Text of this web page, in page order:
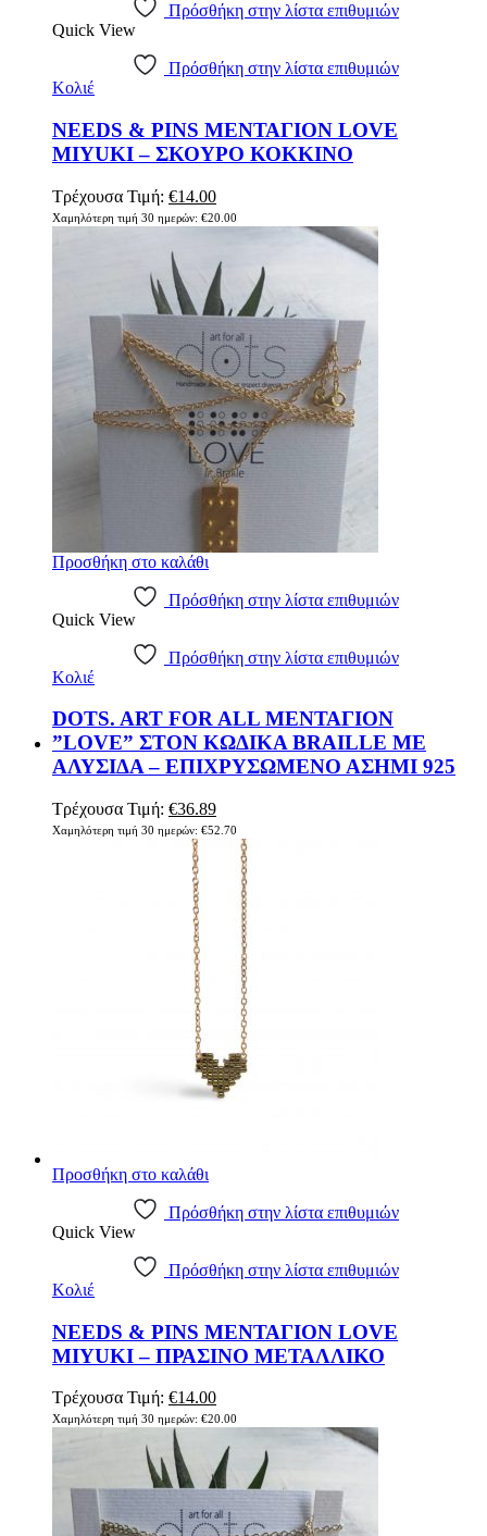
Πρόσθήκη στην λίστα επιθυμιών
Quick View
Πρόσθήκη στην λίστα επιθυμιών
Κολιέ
NEEDS & PINS ΜΕΝΤΑΓΙΟΝ LOVE
MIYUKI – ΣΚΟΥΡΟ ΚΟΚΚΙΝΟ
Τρέχουσα Τιμή: Original
price
€20.00.
€14.00Η
τρέχουσα
€14.00.
Χαμηλότερη τιμή 30 ημερών: €20.00
Προσθήκη στο καλάθι
Πρόσθήκη στην λίστα επιθυμιών
Quick View
Πρόσθήκη στην λίστα επιθυμιών
Κολιέ
DOTS. ART FOR ALL ΜΕΝΤΑΓΙΟΝ
”LOVE” ΣΤΟΝ ΚΩΔΙΚΑ BRAILLE ΜΕ
ΑΛΥΣΙΔΑ – ΕΠΙΧΡΥΣΩΜΕΝΟ ΑΣΗΜΙ 925
Τρέχουσα Τιμή: Original
price
was:
€52.70.
€36.89Η
τρέχουσα
τιμή
είναι:
€36.89.
Χαμηλότερη τιμή 30 ημερών: €52.70
Προσθήκη στο καλάθι
Πρόσθήκη στην λίστα επιθυμιών
Quick View
Πρόσθήκη στην λίστα επιθυμιών
Κολιέ
NEEDS & PINS ΜΕΝΤΑΓΙΟΝ LOVE
MIYUKI – ΠΡΑΣΙΝΟ ΜΕΤΑΛΛΙΚΟ
Τρέχουσα Τιμή: Original
price
was:
€20.00.
€14.00Η
τρέχουσα
είναι:
€14.00.
Χαμηλότερη τιμή 30 ημερών: €20.00